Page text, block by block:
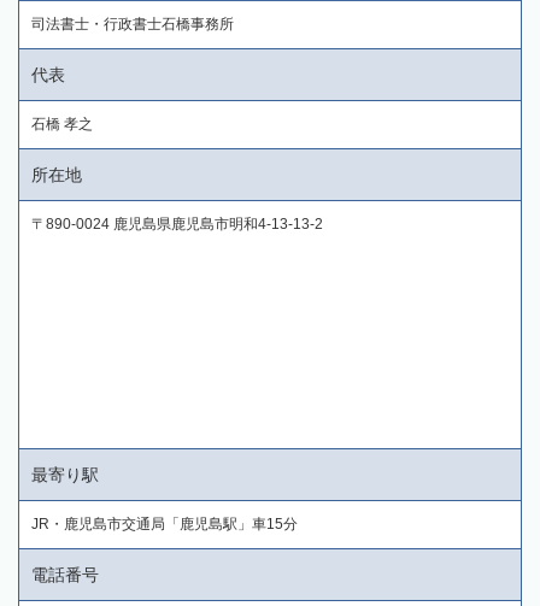
司法書士・行政書士石橋事務所
代表
石橋 孝之
所在地
〒890-0024 鹿児島県鹿児島市明和4-13-13-2
最寄り駅
JR・鹿児島市交通局「鹿児島駅」車15分
電話番号